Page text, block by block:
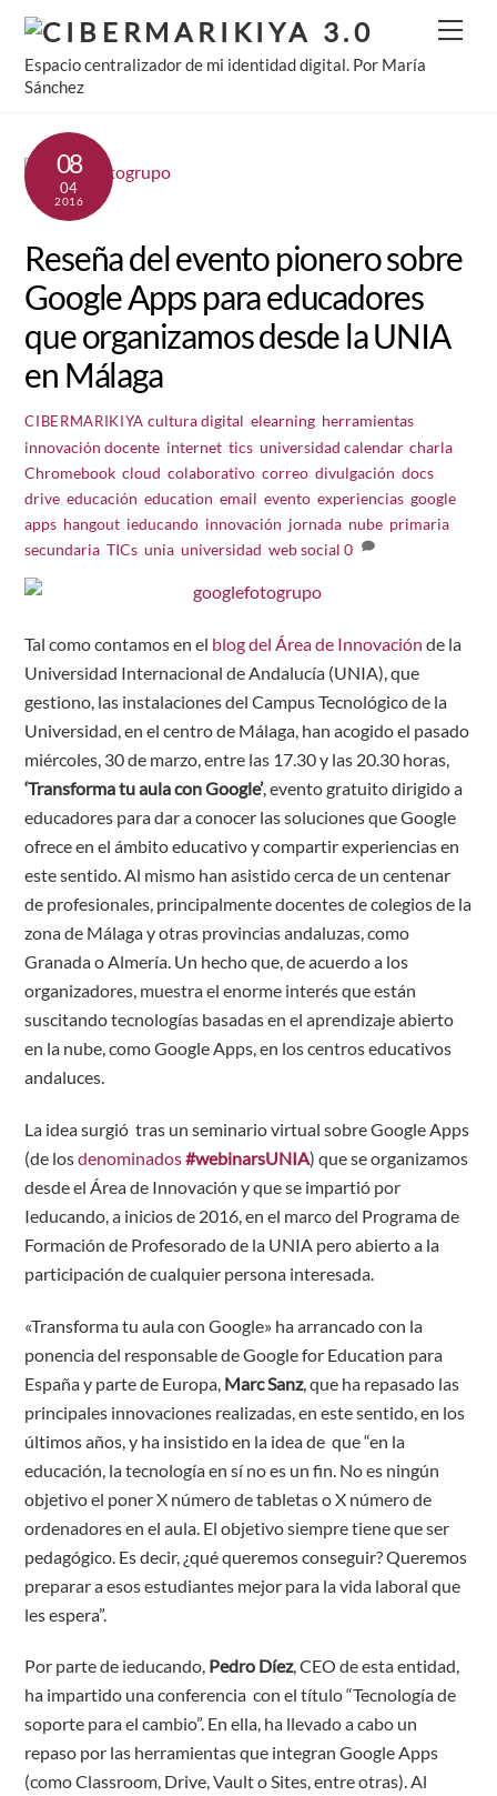
Skip
content
Espacio centralizador de mi identidad digital. Por María
Sánchez
08
04
2016
Reseña del evento pionero sobre
Google Apps para educadores
que organizamos desde la UNIA
en Málaga
CIBERMARIKIYA cultura digital elearning, herramientas,
innovación docente internet ,tics ,universidad calendar,charla
Chromebook ,cloud ,colaborativo ,correo ,divulgación ,docs
drive ,educación ,education ,email ,evento ,experiencias ,google
apps hangout ieducando innovación jornada nube primaria
secundaria ,TICs ,unia ,universidad ,web social 0
Tal como contamos en el blog del Área de Innovaciónde la
Universidad Internacional de Andalucía (UNIA), que
gestiono, las instalaciones del Campus Tecnológico de la
Universidad, en el centro de Málaga, han acogido el pasado
miércoles, 30 de marzo, entre las 17.30 y las 20.30 horas,
‘Transforma tu aula con Google’, evento gratuito dirigido a
educadores para dar a conocer las soluciones que Google
ofrece en el ámbito educativo y compartir experiencias en
este sentido. Al mismo han asistido cerca de un centenar
de profesionales, principalmente docentes de colegios de la
zona de Málaga y otras provincias andaluzas, como
Granada o Almería. Un hecho que, de acuerdo a los
organizadores, muestra el enorme interés que están
suscitando tecnologías basadas en el aprendizaje abierto
en la nube, como Google Apps, en los centros educativos
andaluces.
La idea surgió tras un seminario virtual sobre Google Apps
(de losdenominados#webinarsUNIA) que se organizamos
desde el Área de Innovación y que se impartió por
Ieducando, a inicios de 2016, en el marco del Programa de
Formación de Profesorado de la UNIA pero abierto a la
participación de cualquier persona interesada.
«Transforma tu aula con Google» ha arrancado con la
ponencia del responsable de Google for Education para
España y parte de Europa, Marc Sanz, que ha repasado las
principales innovaciones realizadas, en este sentido, en los
últimos años, y ha insistido en la idea de que “en la
educación, la tecnología en sí no es un fin. No es ningún
objetivo el poner X número de tabletas o X número de
ordenadores en el aula. El objetivo siempre tiene que ser
pedagógico. Es decir, ¿qué queremos conseguir? Queremos
preparar a esos estudiantes mejor para la vida laboral que
les espera”.
Por parte de ieducando, Pedro Díez, CEO de esta entidad,
ha impartido una conferencia con el título “Tecnología de
soporte para el cambio”. En ella, ha llevado a cabo un
repaso por las herramientas que integran Google Apps
(como Classroom, Drive, Vault o Sites, entre otras). Al